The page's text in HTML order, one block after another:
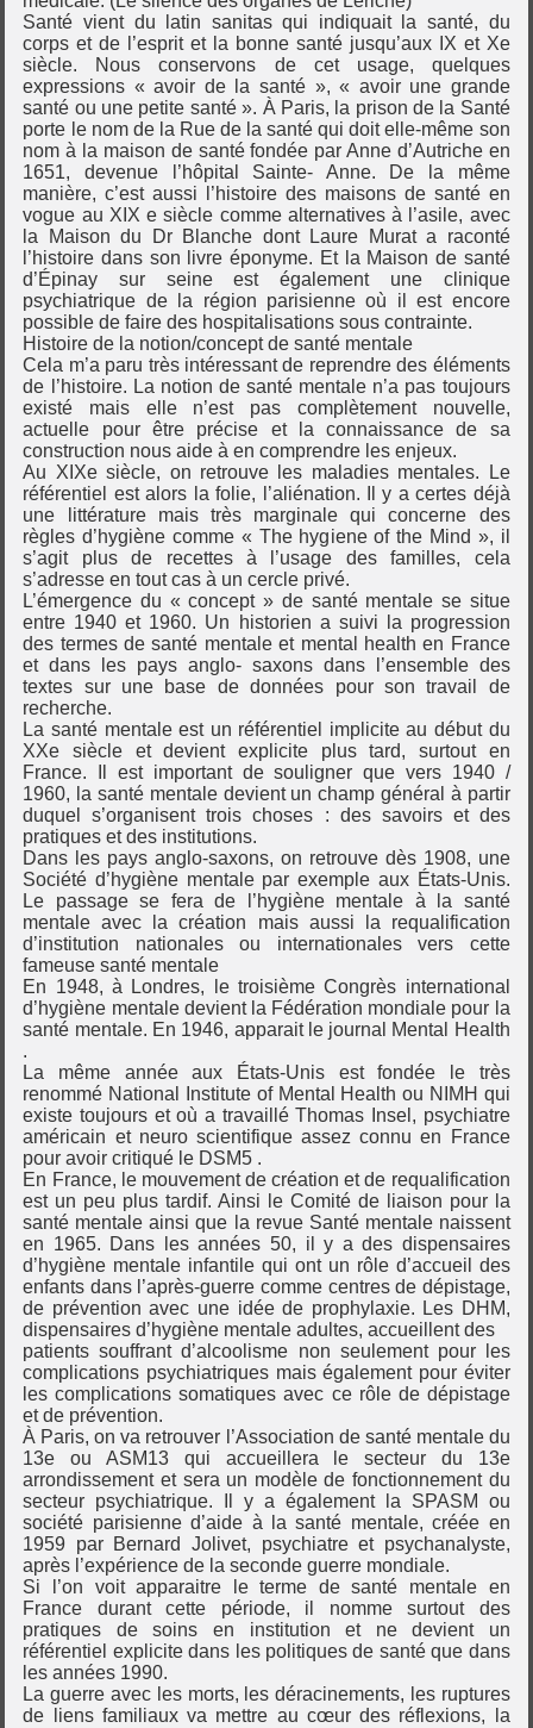
Santé vient du latin sanitas qui indiquait la santé, du
corps et de l’esprit et la bonne santé jusqu’aux IX et Xe
siècle. Nous conservons de cet usage, quelques
expressions « avoir de la santé », « avoir une grande
santé ou une petite santé ». À Paris, la prison de la Santé
porte le nom de la Rue de la santé qui doit elle-même son
nom à la maison de santé fondée par Anne d’Autriche en
1651, devenue l’hôpital Sainte- Anne. De la même
manière, c’est aussi l’histoire des maisons de santé en
vogue au XIX e siècle comme alternatives à l’asile, avec
la Maison du Dr Blanche dont Laure Murat a raconté
l’histoire dans son livre éponyme. Et la Maison de santé
d’Épinay sur seine est également une clinique
psychiatrique de la région parisienne où il est encore
possible de faire des hospitalisations sous contrainte.
Histoire de la notion/concept de santé mentale
Cela m’a paru très intéressant de reprendre des éléments
de l’histoire. La notion de santé mentale n’a pas toujours
existé mais elle n’est pas complètement nouvelle,
actuelle pour être précise et la connaissance de sa
construction nous aide à en comprendre les enjeux.
Au XIXe siècle, on retrouve les maladies mentales. Le
référentiel est alors la folie, l’aliénation. Il y a certes déjà
une littérature mais très marginale qui concerne des
règles d’hygiène comme « The hygiene of the Mind », il
s’agit plus de recettes à l’usage des familles, cela
s’adresse en tout cas à un cercle privé.
L’émergence du « concept » de santé mentale se situe
entre 1940 et 1960. Un historien a suivi la progression
des termes de santé mentale et mental health en France
et dans les pays anglo- saxons dans l’ensemble des
textes sur une base de données pour son travail de
recherche.
La santé mentale est un référentiel implicite au début du
XXe siècle et devient explicite plus tard, surtout en
France. Il est important de souligner que vers 1940 /
1960, la santé mentale devient un champ général à partir
duquel s’organisent trois choses : des savoirs et des
pratiques et des institutions.
Dans les pays anglo-saxons, on retrouve dès 1908, une
Société d’hygiène mentale par exemple aux États-Unis.
Le passage se fera de l’hygiène mentale à la santé
mentale avec la création mais aussi la requalification
d’institution nationales ou internationales vers cette
fameuse santé mentale
En 1948, à Londres, le troisième Congrès international
d’hygiène mentale devient la Fédération mondiale pour la
santé mentale. En 1946, apparait le journal Mental Health
.
La même année aux États-Unis est fondée le très
renommé National Institute of Mental Health ou NIMH qui
existe toujours et où a travaillé Thomas Insel, psychiatre
américain et neuro scientifique assez connu en France
pour avoir critiqué le DSM5 .
En France, le mouvement de création et de requalification
est un peu plus tardif. Ainsi le Comité de liaison pour la
santé mentale ainsi que la revue Santé mentale naissent
en 1965. Dans les années 50, il y a des dispensaires
d’hygiène mentale infantile qui ont un rôle d’accueil des
enfants dans l’après-guerre comme centres de dépistage,
de prévention avec une idée de prophylaxie. Les DHM,
dispensaires d’hygiène mentale adultes, accueillent des
patients souffrant d’alcoolisme non seulement pour les
complications psychiatriques mais également pour éviter
les complications somatiques avec ce rôle de dépistage
et de prévention.
À Paris, on va retrouver l’Association de santé mentale du
13e ou ASM13 qui accueillera le secteur du 13e
arrondissement et sera un modèle de fonctionnement du
secteur psychiatrique. Il y a également la SPASM ou
société parisienne d’aide à la santé mentale, créée en
1959 par Bernard Jolivet, psychiatre et psychanalyste,
après l’expérience de la seconde guerre mondiale.
Si l’on voit apparaitre le terme de santé mentale en
France durant cette période, il nomme surtout des
pratiques de soins en institution et ne devient un
référentiel explicite dans les politiques de santé que dans
les années 1990.
La guerre avec les morts, les déracinements, les ruptures
de liens familiaux va mettre au cœur des réflexions, la